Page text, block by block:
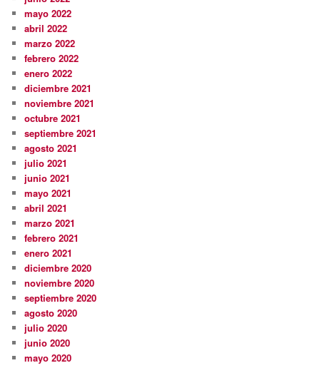
mayo 2022
abril 2022
marzo 2022
febrero 2022
enero 2022
diciembre 2021
noviembre 2021
octubre 2021
septiembre 2021
agosto 2021
julio 2021
junio 2021
mayo 2021
abril 2021
marzo 2021
febrero 2021
enero 2021
diciembre 2020
noviembre 2020
septiembre 2020
agosto 2020
julio 2020
junio 2020
mayo 2020